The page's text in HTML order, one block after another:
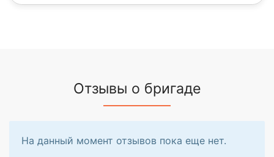
Отзывы о бригаде
На данный момент отзывов пока еще нет.